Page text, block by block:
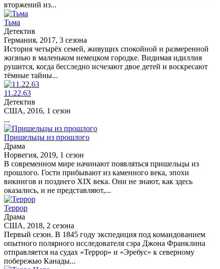
вторжений из...
Тьма
Детектив
Германия, 2017, 3 сезона
История четырёх семей, живущих спокойной и размеренной
жизнью в маленьком немецком городке. Видимая идиллия
рушится, когда бесследно исчезают двое детей и воскресают
тёмные тайны...
11.22.63
Детектив
США, 2016, 1 сезон
...
Пришельцы из прошлого
Драма
Норвегия, 2019, 1 сезон
В современном мире начинают появляться пришельцы из
прошлого. Гости прибывают из каменного века, эпохи
викингов и позднего XIX века. Они не знают, как здесь
оказались, и не представляют,...
Террор
Драма
США, 2018, 2 сезона
Первый сезон. В 1845 году экспедиция под командованием
опытного полярного исследователя сэра Джона Франклина
отправляется на судах «Террор» и «Эребус» к северному
побережью Канады...